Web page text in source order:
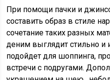
При помощи пачки и
составить образ в стиле
сочетание таких разных
деним выглядит стильно и
подойдет для шоппинга,
встречи с подругами.